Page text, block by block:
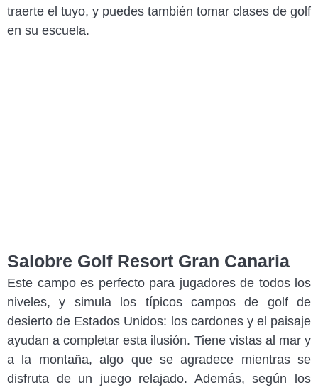
traerte el tuyo, y puedes también tomar clases de golf
en su escuela.
Salobre Golf Resort Gran Canaria
Este campo es perfecto para jugadores de todos los
niveles, y simula los típicos campos de golf de
desierto de Estados Unidos: los cardones y el paisaje
ayudan a completar esta ilusión. Tiene vistas al mar y
a la montaña, algo que se agradece mientras se
disfruta de un juego relajado. Además, según los